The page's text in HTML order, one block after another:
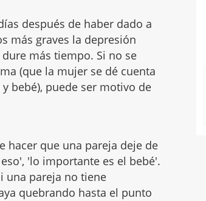
después de haber dado a
más graves la depresión
más tiempo. Si no se
(que la mujer se dé cuenta
bebé), puede ser motivo de
hacer que una pareja deje de
'lo importante es el bebé'.
una pareja no tiene
quebrando hasta el punto